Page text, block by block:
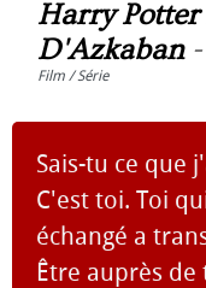
Harry
D'Azkaban-
Film / Série
Sais-tu ce que
C'est toi. Toi
échangé a
Être auprès